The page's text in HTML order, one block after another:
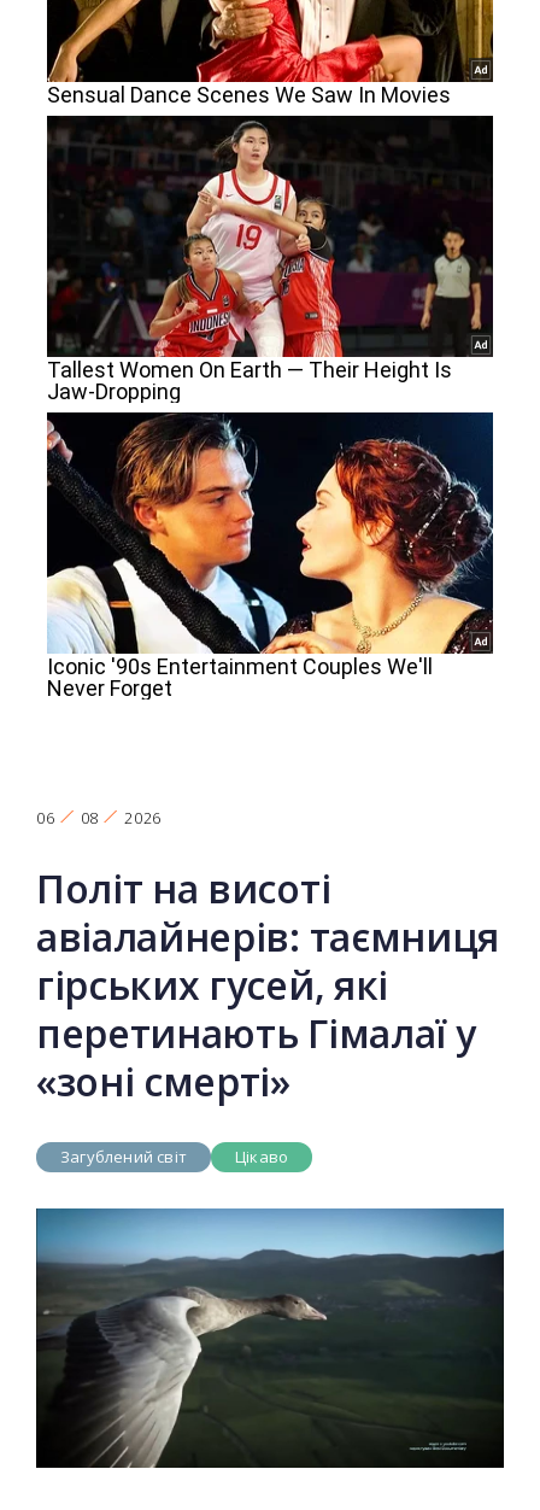
06 08 2026
Політ на висоті
авіалайнерів: таємниця
гірських гусей, які
перетинають Гімалаї у
«зоні смерті»
Загублений світ Цікаво